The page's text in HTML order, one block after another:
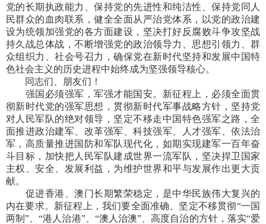
党的长期执政能力、保持党的先进性和纯洁性、保持党同人
民群众的血肉联系，健全全面从严治党体系，以党的政治建
设为统领加强党的各方面建设，坚决打好反腐败斗争攻坚战
持久战总体战，不断增强党的政治领导力、思想引领力、群
众组织力、社会号召力，确保党在新时代坚持和发展中国特
色社会主义的历史进程中始终成为坚强领导核心。
同志们、朋友们！
强国必须强军，军强才能国安。新征程上，必须全面贯
彻新时代党的强军思想，贯彻新时代军事战略方针，坚持党
对人民军队的绝对领导，坚定不移走中国特色强军之路，全
面推进政治建军、改革强军、科技强军、人才强军、依法治
军，高质量推进国防和军队现代化，如期实现建军一百年奋
斗目标，加快把人民军队建成世界一流军队，坚决捍卫国家
主权、安全、发展利益，为维护世界和平与发展作出更大贡
献。
促进香港、澳门长期繁荣稳定，是中华民族伟大复兴的
内在要求。新征程上，我们要全面准确、坚定不移贯彻“一国
两制”、“港人治港”、“澳人治澳”、高度自治的方针，落实“爱